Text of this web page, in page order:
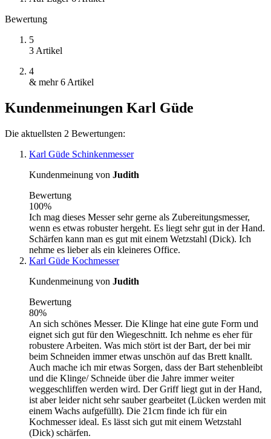
Bewertung
5
3 Artikel
4
& mehr 6 Artikel
Kundenmeinungen Karl Güde
Die aktuellsten 2 Bewertungen:
Karl Güde Schinkenmesser
Kundenmeinung von Judith
Bewertung
100%
Ich mag dieses Messer sehr gerne als Zubereitungsmesser,
wenn es etwas robuster hergeht. Es liegt sehr gut in der Hand.
Schärfen kann man es gut mit einem Wetzstahl (Dick). Ich
nehme es lieber als ein kleineres Office.
Karl Güde Kochmesser
Kundenmeinung von Judith
Bewertung
80%
An sich schönes Messer. Die Klinge hat eine gute Form und
eignet sich gut für den Wiegeschnitt. Ich nehme es eher für
robustere Arbeiten. Was mich stört ist der Bart, der bei mir
beim Schneiden immer etwas unschön auf das Brett knallt.
Auch mache ich mir etwas Sorgen, dass der Bart stehenbleibt
und die Klinge/ Schneide über die Jahre immer weiter
weggeschliffen werden wird. Der Griff liegt gut in der Hand,
ist aber leider nicht sehr sauber gearbeitet (Lücken werden mit
einem Wachs aufgefüllt). Die 21cm finde ich für ein
Kochmesser ideal. Es lässt sich gut mit einem Wetzstahl
(Dick) schärfen.